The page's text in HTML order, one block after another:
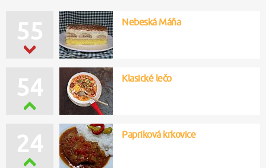
55 Nebeská Máňa
54 Klasické lečo
24 Papriková krkovice